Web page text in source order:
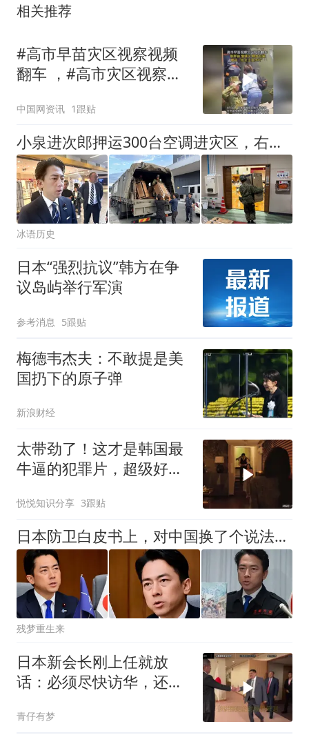
相关推荐
#高市早苗灾区视察视频
翻车 ，#高市灾区视察视
民正忍受酷热停水，日
媒：政府应倾听灾民呼
喊，而不是摆拍宣传片
中国网资讯 1跟贴
小泉进次郎押运300台空调进灾区，右翼破防：自卫队怎能用中国货
冰语历史
日本“强烈抗议”韩方在争
议岛屿举行军演
参考消息 5跟贴
梅德韦杰夫：不敢提是美
国扔下的原子弹
新浪财经
太带劲了！这才是韩国最
牛逼的犯罪片，超级好
悦悦知识分享 3跟贴
日本防卫白皮书上，对中国换了个说法，中日关系或有望改善？
残梦重生来
日本新会长刚上任就放
话：必须尽快访华，还点
青仔有梦